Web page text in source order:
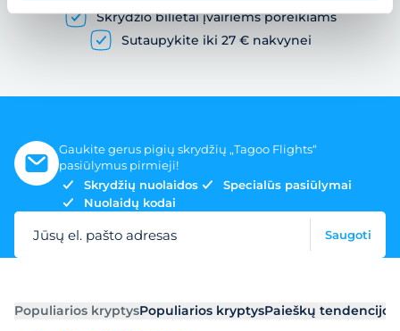
Skrydžio bilietai įvairiems poreikiams
Sutaupykite iki 27 € nakvynei
Gaukite gerus pigių skrydžių „Tagoo Flights“
pasiūlymus pirmieji!
Skrydžių nuolaidos
Specialūs pasiūlymai
Nuolaidų kodai
Jūsų el. pašto adresas Saugoti
Populiarios kryptysPopuliarios kryptysPaieškų tendencijos